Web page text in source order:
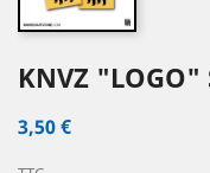
KNVZ "LOGO"
3,50 €